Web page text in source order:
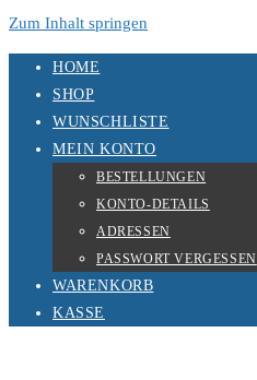
Zum Inhalt springen
HOME
SHOP
WUNSCHLISTE
MEIN KONTO
BESTELLUNGEN
KONTO-DETAILS
ADRESSEN
PASSWORT VERGESSEN
WARENKORB
KASSE